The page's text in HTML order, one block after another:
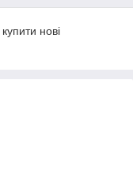
нові